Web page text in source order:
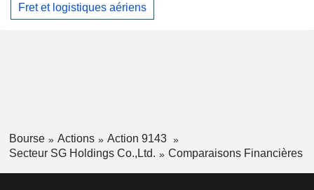
Fret et logistiques aériens
Bourse Actions
Action 9143
Secteur SG Holdings Co.,Ltd.
Comparaisons Financières